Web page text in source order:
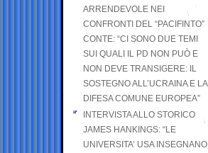
ARRENDEVOLE NEI
CONFRONTI DEL “PACIFINTO”
CONTE: “CI SONO DUE TEMI
SUI QUALI IL PD NON PUÒ E
NON DEVE TRANSIGERE: IL
SOSTEGNO ALL’UCRAINA E LA
DIFESA COMUNE EUROPEA”
INTERVISTA ALLO STORICO
JAMES HANKINGS: “LE
UNIVERSITA’ USA INSEGNANO